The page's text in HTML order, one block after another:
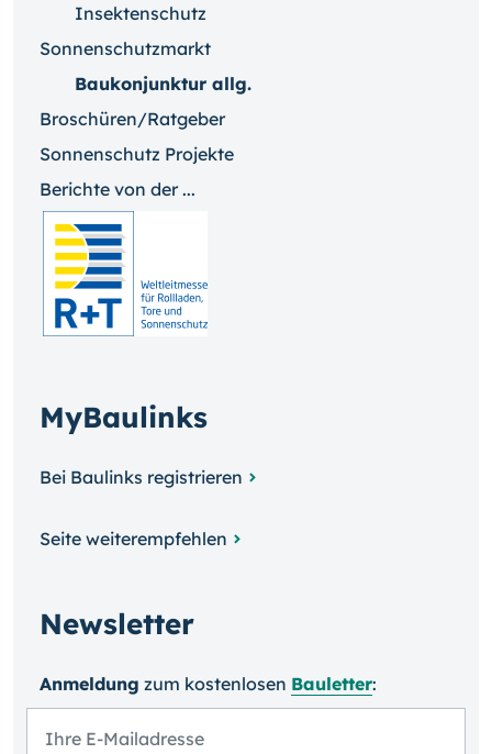
Insektenschutz
Sonnenschutzmarkt
Baukonjunktur allg.
Broschüren/Ratgeber
Sonnenschutz Projekte
Berichte von der ...
MyBaulinks
Bei Baulinks registrieren
Seite weiterempfehlen
Newsletter
Anmeldung zum kosten­losen Bauletter: